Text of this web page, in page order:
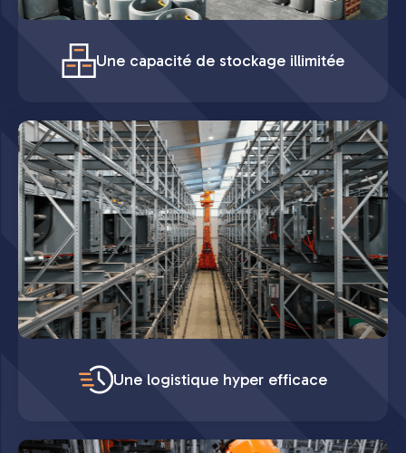
Une capacité de stockage illimitée
Une logistique hyper efficace